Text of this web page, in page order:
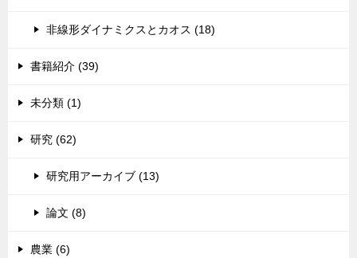
非線形ダイナミクスとカオス (18)
書籍紹介 (39)
未分類 (1)
研究 (62)
研究用アーカイブ (13)
論文 (8)
農業 (6)